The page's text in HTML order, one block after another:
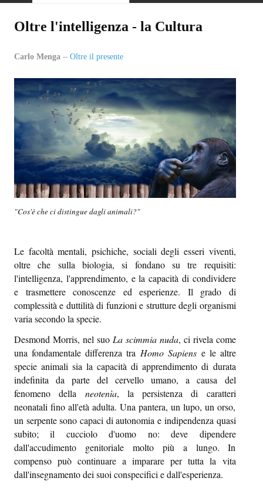
QUOVADIS
SEZIONI
Oltre il presente
Oltre i sensi
Entro e non oltre
In-oltre
Sapori e dissapori
Quovadis
Epiquark
Epilibri
Intervistando
Boheme
Epischermo
Oltre l'intelligenza - la Cultura
Carlo Menga Oltre il presente
"Cos'è che ci distingue dagli animali?"
Le facoltà mentali, psichiche, sociali degli esseri viventi,
oltre che sulla biologia, si fondano su tre requisiti:
l'intelligenza, l'apprendimento, e la capacità di condividere
e trasmettere conoscenze ed esperienze. Il grado di
complessità e duttilità di funzioni e strutture degli organismi
varia secondo la specie.
Desmond Morris, nel suoLa scimmia nuda, ci rivela come
una fondamentale differenza tra Homo Sapiense le altre
specie animali sia la capacità di apprendimento di durata
indefinita da parte del cervello umano, a causa del
fenomeno dellaneotenìa, la persistenza di caratteri
neonatali fino all'età adulta. Una pantera, un lupo, un orso,
un serpente sono capaci di autonomia e indipendenza quasi
subito; il cucciolo d'uomo no: deve dipendere
dall'accudimento genitoriale molto più a lungo. In
compenso può continuare a imparare per tutta la vita
dall'insegnamento dei suoi conspecifici e dall'esperienza.